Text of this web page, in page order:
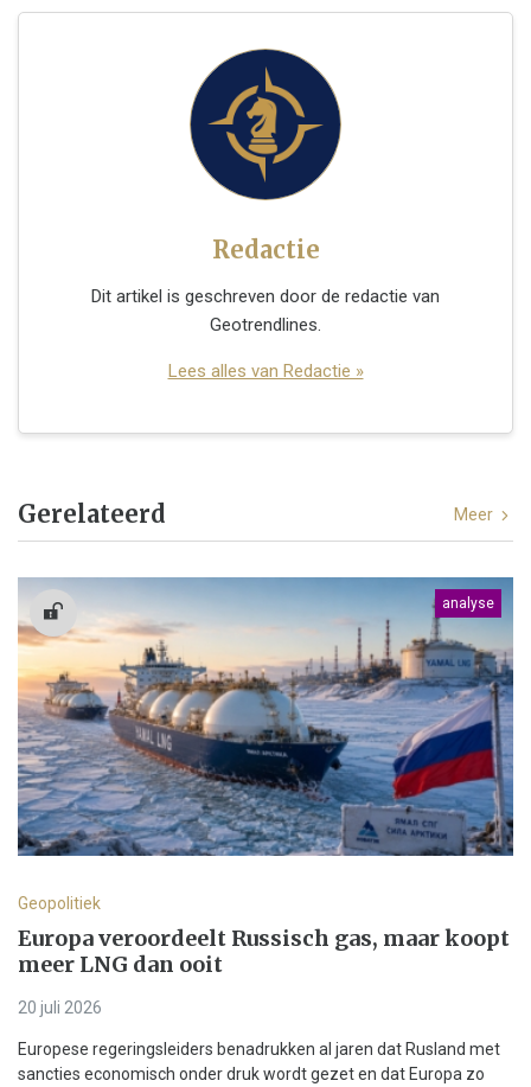
Redactie
Dit artikel is geschreven door de redactie van
Geotrendlines.
Lees alles van Redactie »
Gerelateerd Meer
analyse
Geopolitiek
Europa veroordeelt Russisch gas, maar koopt
meer LNG dan ooit
20 juli 2026
Europese regeringsleiders benadrukken al jaren dat Rusland met
sancties economisch onder druk wordt gezet en dat Europa zo